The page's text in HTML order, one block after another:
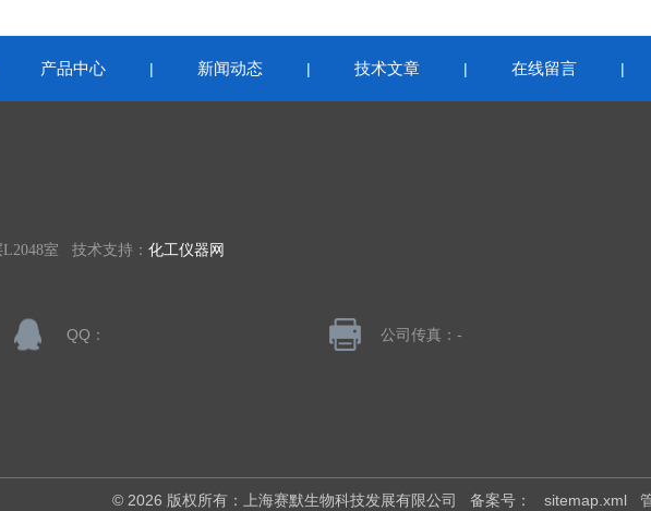
产品中心 | 新闻动态 | 技术文章 | 在线留言 |
室 技术支持： 化工仪器网
QQ： 公司传真：-
© 2026 版权所有：上海赛默生物科技发展有限公司 备案号： sitemap.xml